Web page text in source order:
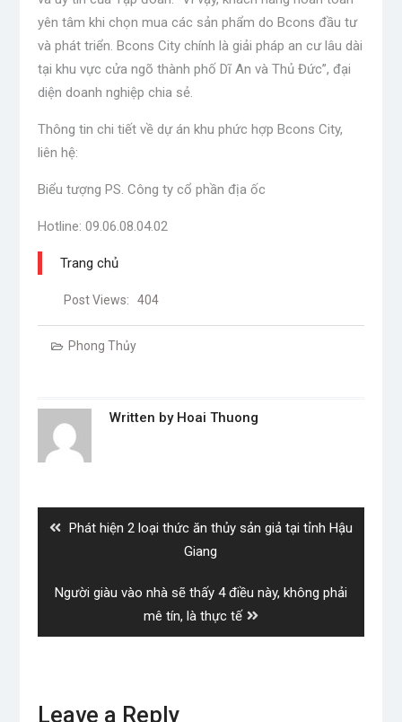
yên tâm khi chọn mua các sản phẩm do Bcons đầu tư
và phát triển. Bcons City chính là giải pháp an cư lâu dài
tại khu vực cửa ngõ thành phố Dĩ An và Thủ Đức”, đại
diện doanh nghiệp chia sẻ.
Thông tin chi tiết về dự án khu phức hợp Bcons City,
liên hệ:
Biểu tượng PS. Công ty cổ phần địa ốc
Hotline: 09.06.08.04.02
Trang chủ
Post Views: 404
Phong Thủy
Written by Hoai Thuong
Previous
Phát hiện 2 loại thức ăn thủy sản giả tại tỉnh Hậu
Giang
Next
Người giàu vào nhà sẽ thấy 4 điều này, không phải
mê tín, là thực tế
Leave a Reply